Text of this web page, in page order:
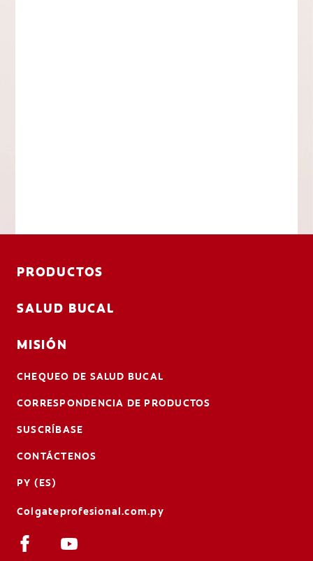
PRODUCTOS
SALUD BUCAL
MISIÓN
CHEQUEO DE SALUD BUCAL
CORRESPONDENCIA DE PRODUCTOS
SUSCRÍBASE
CONTÁCTENOS
PY (ES)
Colgateprofesional.com.py